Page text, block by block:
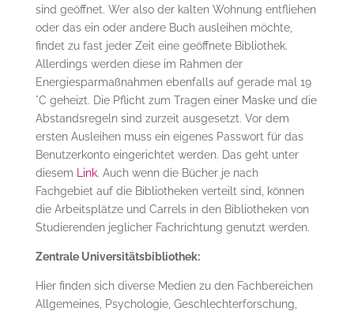
sind geöffnet. Wer also der kalten Wohnung entfliehen
oder das ein oder andere Buch ausleihen möchte,
findet zu fast jeder Zeit eine geöffnete Bibliothek.
Allerdings werden diese im Rahmen der
Energiesparmaßnahmen ebenfalls auf gerade mal 19
°C geheizt. Die Pflicht zum Tragen einer Maske und die
Abstandsregeln sind zurzeit ausgesetzt. Vor dem
ersten Ausleihen muss ein eigenes Passwort für das
Benutzerkonto eingerichtet werden. Das geht unter
diesem Link. Auch wenn die Bücher je nach
Fachgebiet auf die Bibliotheken verteilt sind, können
die Arbeitsplätze und Carrels in den Bibliotheken von
Studierenden jeglicher Fachrichtung genutzt werden.
Zentrale Universitätsbibliothek:
Hier finden sich diverse Medien zu den Fachbereichen
Allgemeines, Psychologie, Geschlechterforschung,